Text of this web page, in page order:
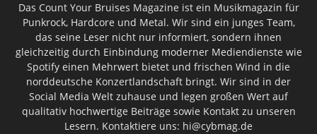
Das Count Your Bruises Magazine ist ein Musikmagazin für
Punkrock, Hardcore und Metal. Wir sind ein junges Team,
das seine Leser nicht nur informiert, sondern ihnen
gleichzeitig durch Einbindung moderner Mediendienste wie
Spotify einen Mehrwert bietet und frischen Wind in die
norddeutsche Konzertlandschaft bringt. Wir sind in der
Social Media Welt zuhause und legen großen Wert auf
qualitativ hochwertige Beiträge sowie Kontakt zu unseren
Lesern. Kontaktiere uns: hi@cybmag.de